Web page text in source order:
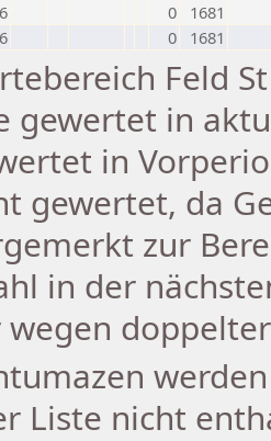
0
1681
0 1681
Feld
gewertet in
in
gewertet, da
zur
in der
wegen
Liste nicht